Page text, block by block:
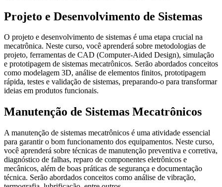
Projeto e Desenvolvimento de Sistemas
O projeto e desenvolvimento de sistemas é uma etapa crucial na
mecatrônica. Neste curso, você aprenderá sobre metodologias de
projeto, ferramentas de CAD (Computer-Aided Design), simulação
e prototipagem de sistemas mecatrônicos. Serão abordados conceitos
como modelagem 3D, análise de elementos finitos, prototipagem
rápida, testes e validação de sistemas, preparando-o para transformar
ideias em produtos funcionais.
Manutenção de Sistemas Mecatrônicos
A manutenção de sistemas mecatrônicos é uma atividade essencial
para garantir o bom funcionamento dos equipamentos. Neste curso,
você aprenderá sobre técnicas de manutenção preventiva e corretiva,
diagnóstico de falhas, reparo de componentes eletrônicos e
mecânicos, além de boas práticas de segurança e documentação
técnica. Serão abordados conceitos como análise de vibração,